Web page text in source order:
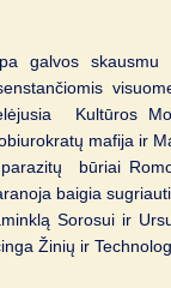
galvos skausmu
Kultūros
mafija ir
būriai
baigia
Sorosui ir
Žinių ir